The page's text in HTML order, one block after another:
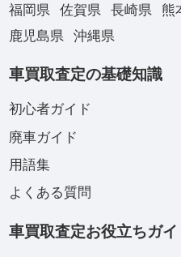
福岡県
佐賀県 長崎県 熊
鹿児島県
沖縄県
車買取査定の基礎知識
初心者ガイド
廃車ガイド
用語集
よくある質問
車買取査定お役立ちガイ